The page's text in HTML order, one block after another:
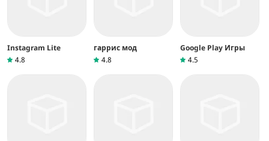
Instagram Lite
4.8
гаррис мод
4.8
Google Play Игры
4.5